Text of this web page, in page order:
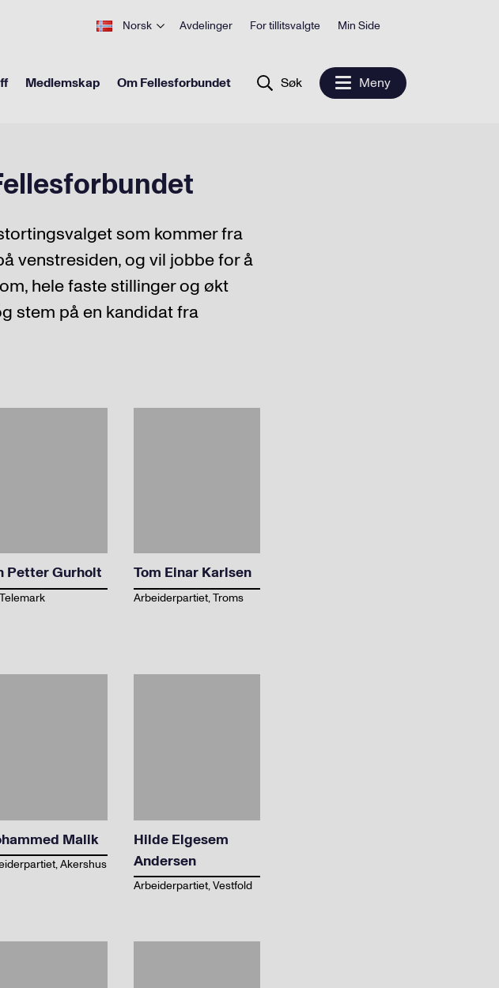
Norsk Avdelinger For tillitsvalgte Min Side
Medlemskap Om Fellesforbundet Søk Meny
som kommer fra
venstresiden, og vil jobbe for å
hele faste stillinger og økt
stem på en kandidat fra
Petter Gurholt Tom Einar Karlsen
Arbeiderpartiet, Troms
Malik
Akershus
Hilde Elgesem
Andersen
Arbeiderpartiet, Vestfold